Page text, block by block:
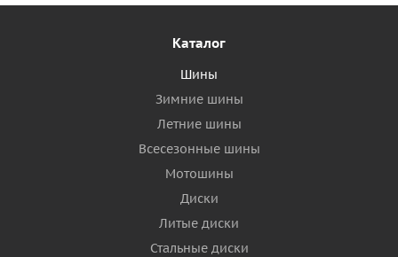
Каталог
Шины
Зимние шины
Летние шины
Всесезонные шины
Мотошины
Диски
Литые диски
Стальные диски